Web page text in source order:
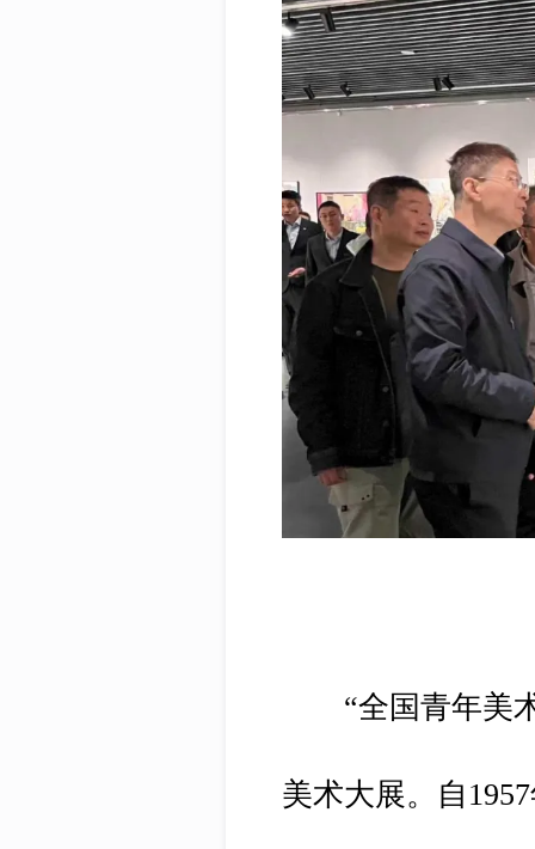
“全国青年美术
美术大展。自